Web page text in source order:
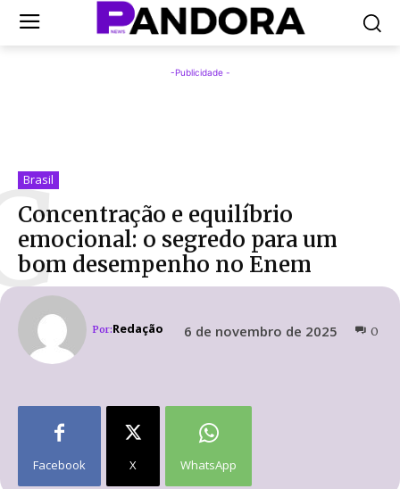
-Publicidade -
Brasil
Concentração e equilíbrio
emocional: o segredo para um
bom desempenho no Enem
Por:Redação 6 de novembro de 2025 0
Facebook X WhatsApp